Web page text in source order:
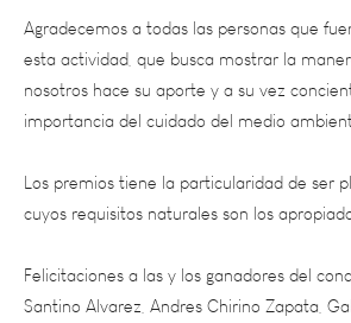
nosotros hace su aporte y a su vez
importancia del cuidado del medio
Los premios tiene la particularidad de ser
cuyos requisitos naturales son los
Felicitaciones a las y los ganadores del
Santino Alvarez, Andres Chirino Zapata,
Medina y Joaquín Diaz.